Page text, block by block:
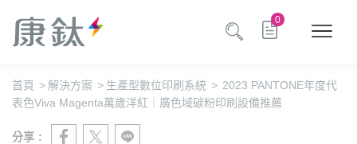
0
首頁 >解決方案 > 生產型數位印刷系統 > 2023 PANTONE年度代
表色Viva Magenta萬歲洋紅｜廣色域碳粉印刷設備推薦
分享 :